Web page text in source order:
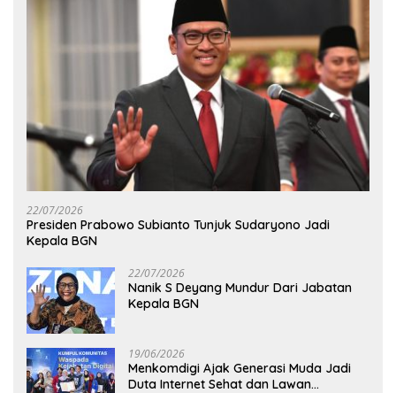
22/07/2026
Presiden Prabowo Subianto Tunjuk Sudaryono Jadi
Kepala BGN
22/07/2026
Nanik S Deyang Mundur Dari Jabatan
Kepala BGN
19/06/2026
Menkomdigi Ajak Generasi Muda Jadi
Duta Internet Sehat dan Lawan